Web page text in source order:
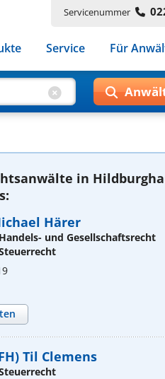
Servicenummer
Service Für
in
Härer
und Gesellschaftsrecht
Til Clemens